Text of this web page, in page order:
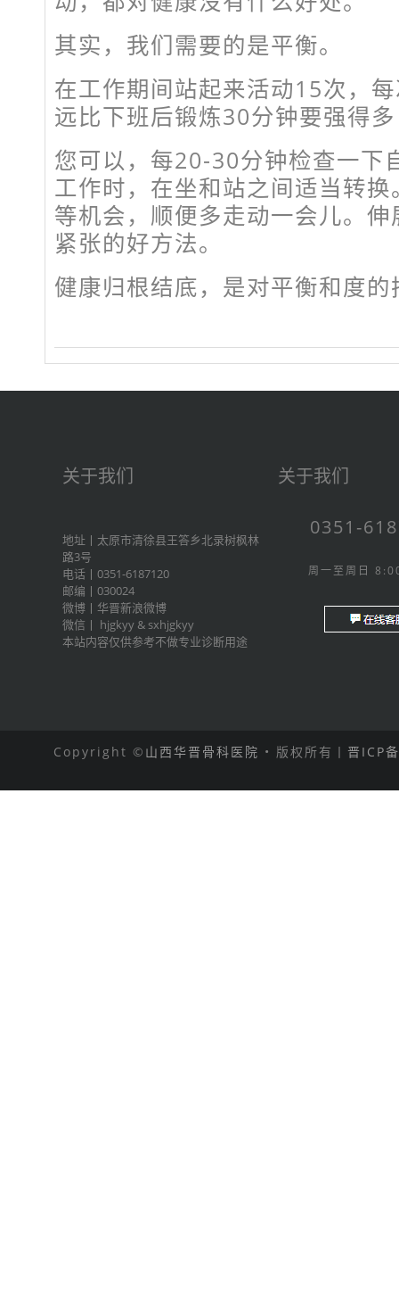
其实，我们需要的是平衡。
在工作期间站起来活动15次，
远比下班后锻炼30分钟要强得
您可以，每20-30分钟检查一下
工作时，在坐和站之间适当转
等机会，顺便多走动一会儿。
紧张的好方法。
健康归根结底，是对平衡和度的
关于我们
地址丨太原市清徐县王答乡北录树枫林
路3号
电话丨0351-6187120
邮编丨030024
微博丨 华晋新浪微博
微信丨 hjgkyy & sxhjgkyy
本站内容仅供参考不做专业诊断用途
关于我们
0351-
周一至周日
Copyright © 山西华晋骨科医院 • 版权所有丨 晋ICP